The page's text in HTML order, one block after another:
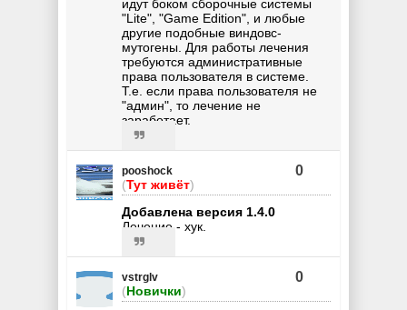
идут боком сборочные системы
"Lite", "Game Edition", и любые
другие подобные виндовс-
мутогены. Для работы лечения
требуются административные
права пользователя в системе.
Т.е. если права пользователя не
"админ", то лечение не
заработает.
pooshock
(Тут живёт)
0
Добавлена версия 1.4.0
Лечение - хук.
vstrglv
(Новички)
0